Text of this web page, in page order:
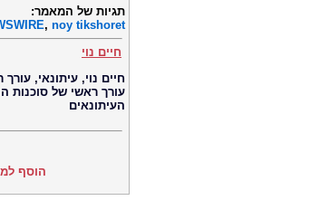
תגיות של המאמר:
, noy tikshoret
חיים נוי
עורך ראשי של סוכנות
העיתונאים
הוסף